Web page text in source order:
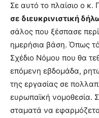
Σε αυτό το πλαίσιο ο κ.
σε διευκρινιστική
σάλος που ξέσπασε
ημερήσια βάση. Όπως
Σχέδιο Νόμου που θα
επόμενη εβδομάδα,
της εργασίας σε
ευρωπαϊκή νομοθεσία.
σταματά να